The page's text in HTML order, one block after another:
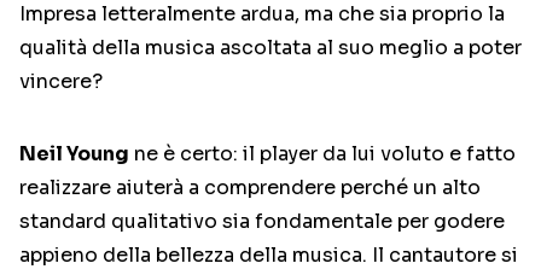
Impresa letteralmente ardua, ma che sia proprio la
qualità della musica ascoltata al suo meglio a poter
vincere?
Neil Young ne è certo: il player da lui voluto e fatto
realizzare aiuterà a comprendere perché un alto
standard qualitativo sia fondamentale per godere
appieno della bellezza della musica. Il cantautore si